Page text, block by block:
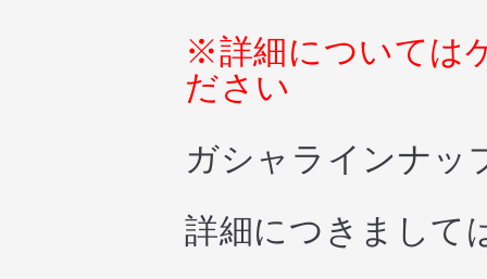
※詳細については
ださい
ガシャラインナッ
詳細につきまして